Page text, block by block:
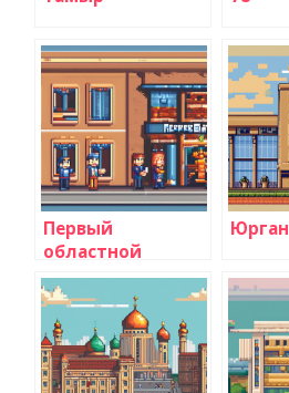
Первый
областной
Юрган